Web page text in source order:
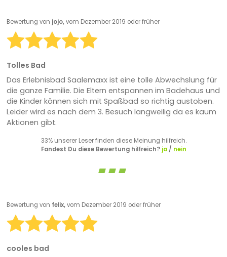
Bewertung von jojo,vom Dezember 2019 oder früher
Tolles Bad
Das Erlebnisbad Saalemaxx ist eine tolle Abwechslung für
die ganze Familie. Die Eltern entspannen im Badehaus und
die Kinder können sich mit Spaßbad so richtig austoben.
Leider wird es nach dem 3. Besuch langweilig da es kaum
Aktionen gibt.
33% unserer Leser finden diese Meinung hilfreich.
Fandest Du diese Bewertung hilfreich? ja/ nein
Bewertung von felix,vom Dezember 2019 oder früher
cooles bad